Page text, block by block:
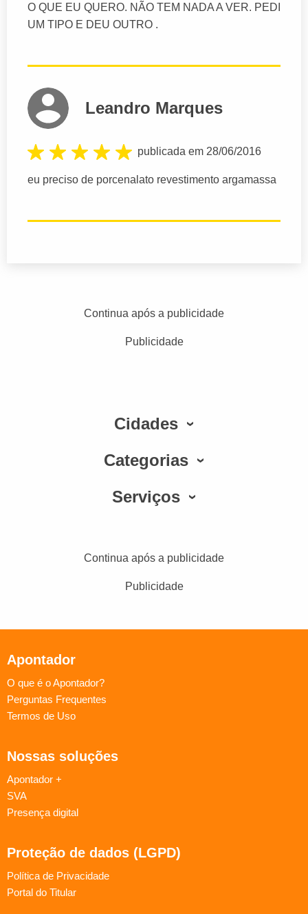
O QUE EU QUERO. NÃO TEM NADA A VER. PEDI
UM TIPO E DEU OUTRO .
Leandro Marques
publicada em 28/06/2016
eu preciso de porcenalato revestimento argamassa
Continua após a publicidade
Publicidade
Cidades
Categorias
Serviços
Continua após a publicidade
Publicidade
Apontador
O que é o Apontador?
Perguntas Frequentes
Termos de Uso
Nossas soluções
Apontador +
SVA
Presença digital
Proteção de dados (LGPD)
Política de Privacidade
Portal do Titular